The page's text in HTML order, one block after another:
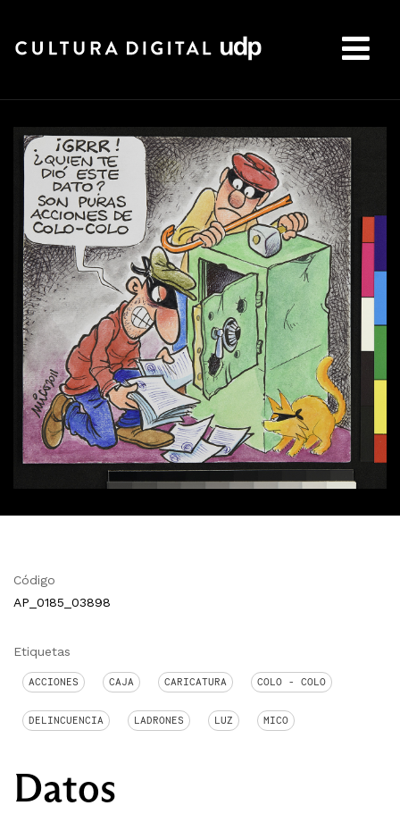
Código
AP_0185_03898
Etiquetas
ACCIONES CAJA CARICATURA COLO - COLO
DELINCUENCIA LADRONES LUZ MICO
Datos